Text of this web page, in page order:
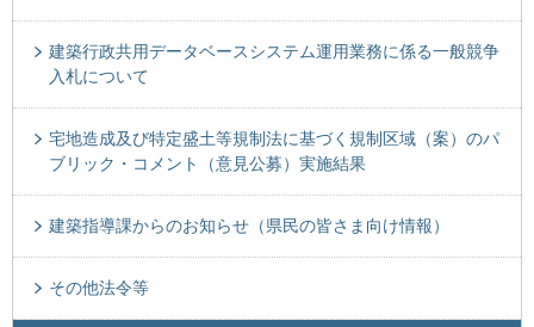
建築行政共用データベースシステム運用業務に係る一般競争
入札について
宅地造成及び特定盛土等規制法に基づく規制区域（案）のパ
ブリック・コメント（意見公募）実施結果
建築指導課からのお知らせ（県民の皆さま向け情報）
その他法令等